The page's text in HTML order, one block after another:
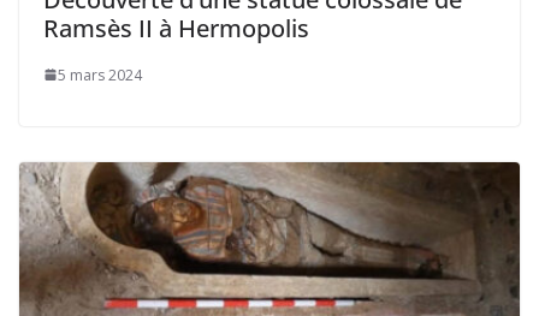
Ramsès II à Hermopolis
5 mars 2024